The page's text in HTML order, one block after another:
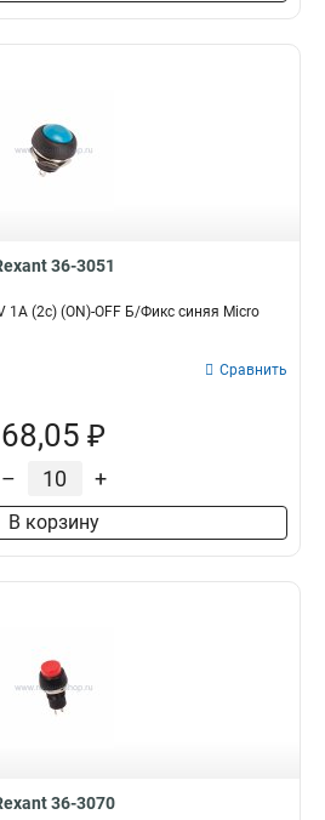
36-3051
1А (2с) (ON)-OFF Б/Фикс синяя Micro
Сравнить
68,05 ₽
– +
В корзину
36-3070